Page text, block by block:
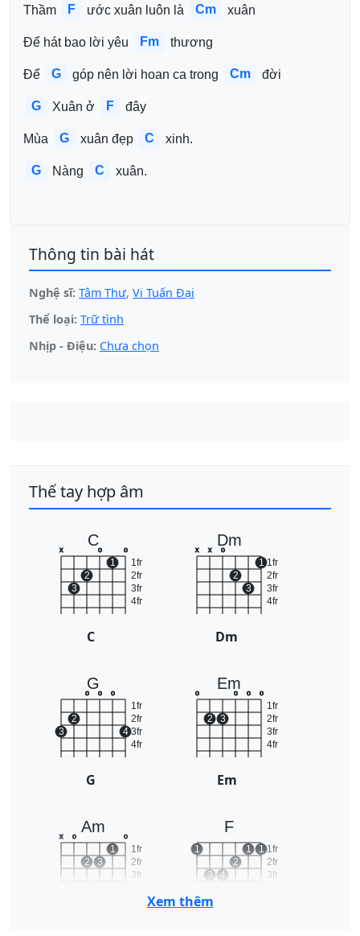
Thầm F ước xuân luôn là Cm xuân
Để hát bao lời yêu Fm thương
Để G góp nên lời hoan ca trong Cm đời
G Xuân ở F đây
Mùa G xuân đẹp C xinh.
G Nàng C xuân.
Thông tin bài hát
Nghệ sĩ: Tâm Thư, Vi Tuấn Đại
Thể loại: Trữ tình
Nhịp - Điệu: Chưa chọn
Thế tay hợp âm
C
1fr
2fr
3fr
4fr
x
3
2
o
1
o
C
Dm
1fr
2fr
3fr
4fr
x x o
2
3
1
Dm
G
1fr
2fr
3fr
4fr
3
2
o o o
4
G
Em
1fr
2fr
3fr
4fr
o
2 3
o o o
Em
Am
1fr
2fr
3fr
x o
2 3
1
o
F
1fr
2fr
3fr
1
3 4
2
1 1
Xem thêm